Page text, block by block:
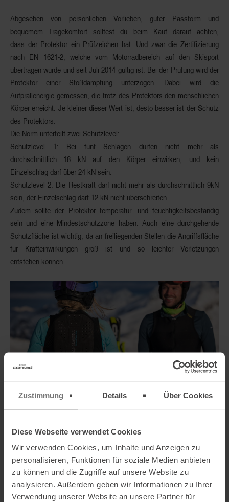
Zustimmung Details Über Cookies
Diese Webseite verwendet Cookies
Wir verwenden Cookies, um Inhalte und Anzeigen zu
personalisieren, Funktionen für soziale Medien anbieten
zu können und die Zugriffe auf unsere Website zu
analysieren. Außerdem geben wir Informationen zu Ihrer
Verwendung unserer Website an unsere Partner für
Abgesehen von persönlichen Vorlieben, guter Passform und
bequemem Tragekomfort solltest du beim Kauf darauf achten,
dass der Protektor ein Prüfzeichen hat. Und zwar dieZertifizierung
nach EN 1621-2, welche vom Motorradbereich auf den Skisport
übertragen wurde und seit Juli 2014 gültig ist. Bei der Prüfung wird der
Protektor einer Stoßdämpfungunterzogen. Dabei wird die
Aufprallenergie gemessen, die trotz des Protektors den menschlichen
Körper erreicht. Je kleiner dieser Wert ist, desto besser ist der Schutz
des Protektors.
Die Norm unterteilt zwei Schutzlevel:
Schutzlevel 1: Bei fünf Schlägen dürfen nicht mehr als
durchschnittlich 18 kN auf den Körper einwirken, und kein
Einzelschlag darf über 24 kN sein.
Schutzlevel 2: Die Restkraft darf nicht mehr als durchschnittlich 9kN
sein, der Einzelschlag darf 12 kN nicht überschreiten.
Zudem sollte der Protektortemperatur- und feuchtigkeitsbeständig
sein und eine Mindestschutzzone haben. Auch eine durchgehende
Schutzfläche ist wichtig, da an freiliegenden Stellen die Angriffsfläche
für Krafteinwirkungen groß ist und so leichter Verletzungen
entstehen können.
DIE RICHTIGE PASSFORM
Ganz wichtig beim Kauf eines Rückenprotektors ist, dass er richtig
und gut sitzt, denn nur so kann er dich vor schweren Wirbelsäulen-
und Brustverletzungen bei Stürzen bewahren. Ist der Protektor zum